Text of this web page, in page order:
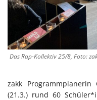
Das Rap-Kollektiv 25/8, Foto:
zakk
(21.3.) rund 60